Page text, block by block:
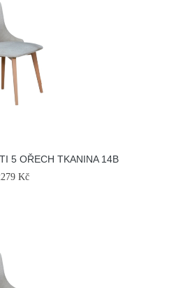
5 OŘECH TKANINA 14B
Kč